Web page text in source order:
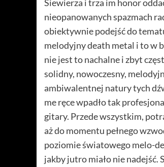
Siewierza i trza im honor
nieopanowanych spazmach
obiektywnie podejść do
melodyjny death metal i to w
nie jest to nachalne i zbyt
solidny, nowoczesny,
ambiwalentnej natury tych
me ręce wpadło tak
gitary. Przede wszystkim,
aż do momentu pełnego
poziomie światowego melo-
jakby jutro miało nie nadejść.